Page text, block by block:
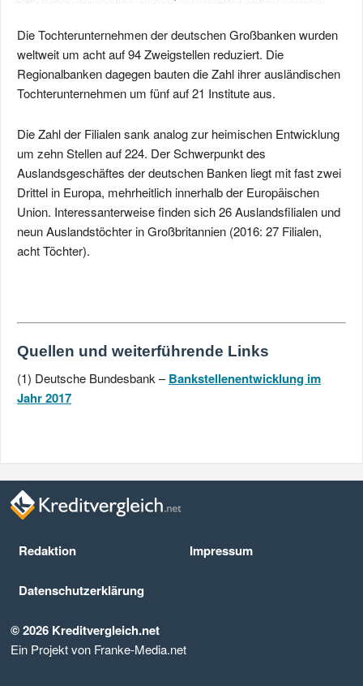
Die Tochterunternehmen der deutschen Großbanken wurden
weltweit um acht auf 94 Zweigstellen reduziert. Die
Regionalbanken dagegen bauten die Zahl ihrer ausländischen
Tochterunternehmen um fünf auf 21 Institute aus.
Die Zahl der Filialen sank analog zur heimischen Entwicklung
um zehn Stellen auf 224. Der Schwerpunkt des
Auslandsgeschäftes der deutschen Banken liegt mit fast zwei
Drittel in Europa, mehrheitlich innerhalb der Europäischen
Union. Interessanterweise finden sich 26 Auslandsfilialen und
neun Auslandstöchter in Großbritannien (2016: 27 Filialen,
acht Töchter).
Quellen und weiterführende Links
(1) Deutsche Bundesbank –Bankstellenentwicklung im
Jahr 2017
Redaktion Impressum
Datenschutz­erklärung
© 2026 Kreditvergleich.net
Ein Projekt von Franke-Media.net